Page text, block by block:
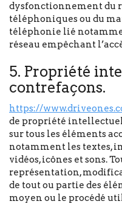
dysfonctionnement du
téléphoniques ou du
téléphonie lié
réseau empêchant
5. Propriété
contrefaçons.
https://
de propriété
sur tous les éléments
notamment les textes,
vidéos, icônes et sons.
représentation,
de tout ou partie des
moyen ou le procédé